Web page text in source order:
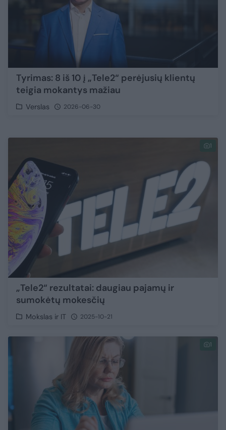
Tyrimas: 8 iš 10 į „Tele2“ perėjusių klientų
teigia mokantys mažiau
Verslas 2026-06-30
1
„Tele2“ rezultatai: daugiau pajamų ir
sumokėtų mokesčių
Mokslas ir IT 2025-10-21
1